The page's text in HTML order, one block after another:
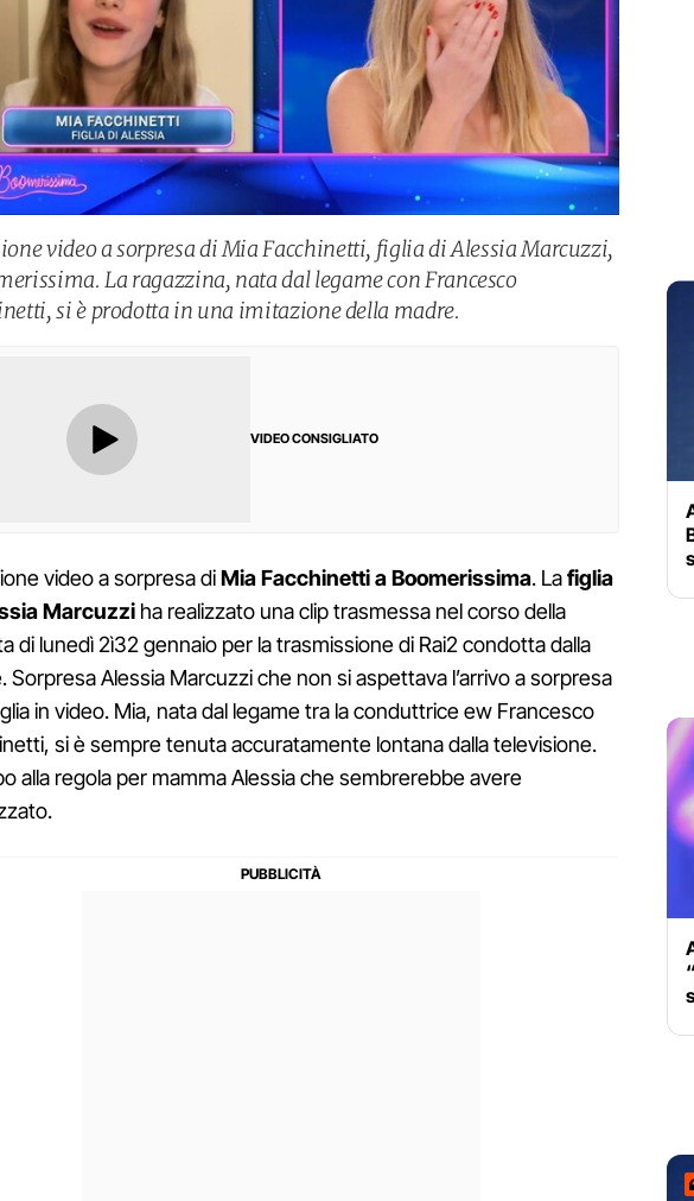
video a sorpresa di Mia Facchinetti, figlia di Alessia Marcuzzi,
La ragazzina, nata dal legame con Francesco
si è prodotta in una imitazione della madre.
VIDEO CONSIGLIATO
video a sorpresa diMia Facchinetti a Boomerissima. Lafiglia
Marcuzzi ha realizzato una clip trasmessa nel corso della
di lunedì 2ì32 gennaio per la trasmissione di Rai2 condotta dalla
Sorpresa Alessia Marcuzzi che non si aspettava l’arrivo a sorpresa
in video. Mia, nata dal legame tra la conduttrice ew Francesco
si è sempre tenuta accuratamente lontana dalla televisione.
alla regola per mamma Alessia che sembrerebbe avere